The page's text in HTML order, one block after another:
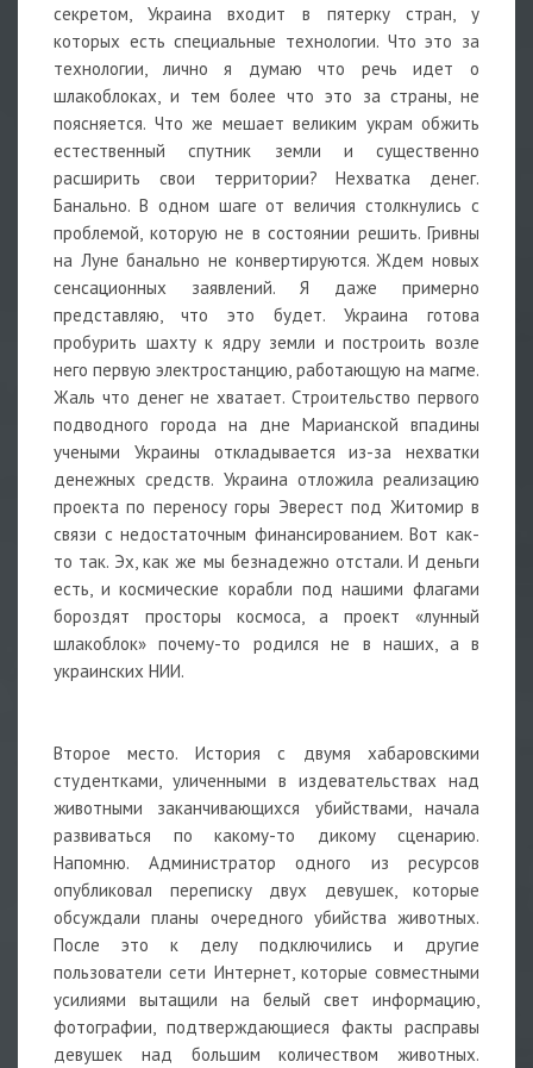
секретом, Украина входит в пятерку стран, у
которых есть специальные технологии. Что это за
технологии, лично я думаю что речь идет о
шлакоблоках, и тем более что это за страны, не
поясняется. Что же мешает великим украм обжить
естественный спутник земли и существенно
расширить свои территории? Нехватка денег.
Банально. В одном шаге от величия столкнулись с
проблемой, которую не в состоянии решить. Гривны
на Луне банально не конвертируются. Ждем новых
сенсационных заявлений. Я даже примерно
представляю, что это будет. Украина готова
пробурить шахту к ядру земли и построить возле
него первую электростанцию, работающую на магме.
Жаль что денег не хватает. Строительство первого
подводного города на дне Марианской впадины
учеными Украины откладывается из-за нехватки
денежных средств. Украина отложила реализацию
проекта по переносу горы Эверест под Житомир в
связи с недостаточным финансированием. Вот как-
то так. Эх, как же мы безнадежно отстали. И деньги
есть, и космические корабли под нашими флагами
бороздят просторы космоса, а проект «лунный
шлакоблок» почему-то родился не в наших, а в
украинских НИИ.
Второе место. История с двумя хабаровскими
студентками, уличенными в издевательствах над
животными заканчивающихся убийствами, начала
развиваться по какому-то дикому сценарию.
Напомню. Администратор одного из ресурсов
опубликовал переписку двух девушек, которые
обсуждали планы очередного убийства животных.
После это к делу подключились и другие
пользователи сети Интернет, которые совместными
усилиями вытащили на белый свет информацию,
фотографии, подтверждающиеся факты расправы
девушек над большим количеством животных.